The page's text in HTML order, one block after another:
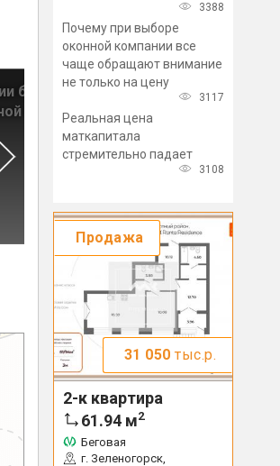
будут
На ГП «Обеспечение
доступным и комфортным
жильем» выделят более 4
трлн рублей
3388
Почему при выборе
оконной компании все
чаще обращают внимание
не только на цену
3117
Реальная цена
маткапитала
стремительно падает
3108
Продажа
31 050 тыс.р.
2-к квартира
61.94 м2
Беговая
г. Зеленогорск,